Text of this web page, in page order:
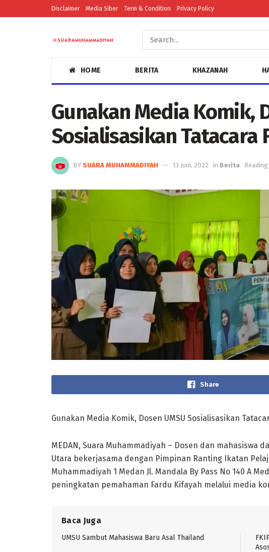
Disclaimer Media Siber Term & Condition Privacy Policy
HOME BERITA KHAZANAH
Gunakan Media Komik,
Sosialisasikan Tatacara
BY SUARA MUHAMMADIYAH 13 Juni, 2022 in Berita
Share
Gunakan Media Komik, Dosen UMSU Sosialisasikan
MEDAN, Suara Muhammadiyah – Dosen dan mahasiswa
Utara bekerjasama dengan Pimpinan Ranting Ikatan
Muhammadiyah 1 Medan Jl. Mandala By Pass No 140 A
peningkatan pemahaman Fardu Kifayah melalui media
Baca Juga
UMSU Sambut Mahasiswa Baru Asal Thailand